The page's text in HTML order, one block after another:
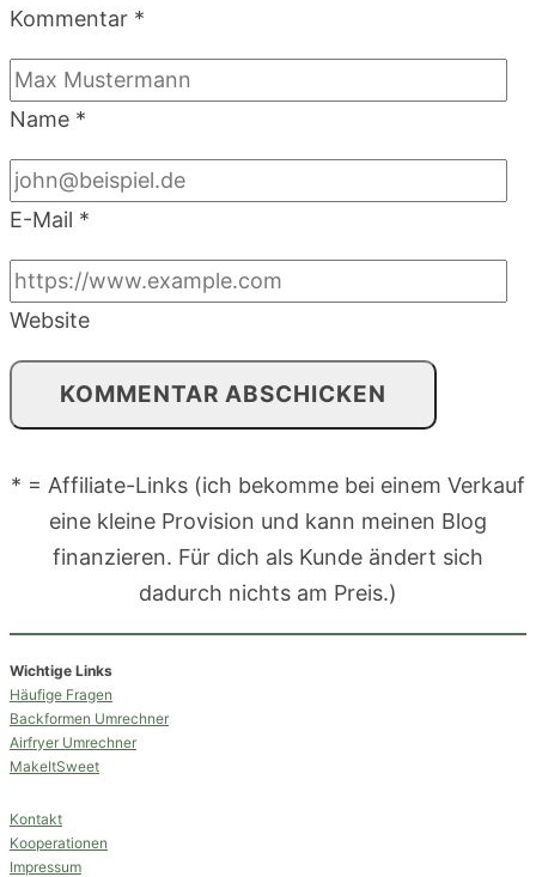
Kommentar *
Name *
E-Mail *
Website
* = Affiliate-Links (ich bekomme bei einem Verkauf
eine kleine Provision und kann meinen Blog
finanzieren. Für dich als Kunde ändert sich
dadurch nichts am Preis.)
Wichtige Links
Häufige Fragen
Backformen Umrechner
Airfryer Umrechner
MakeItSweet
Kontakt
Kooperationen
Impressum